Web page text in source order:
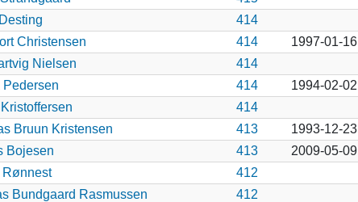
414
Christensen 414 1997-01-16
Nielsen 414
Pedersen 414 1994-02-02
414
Bruun Kristensen 413 1993-12-23
Bojesen 413 2009-05-09
Rønnest 412
Bundgaard Rasmussen
412